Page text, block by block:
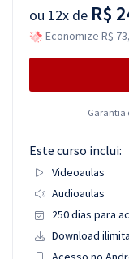
ou 12x de R$
Economize R$
Garantia
Este curso inclui:
Videoaulas
Audioaulas
250 dias para
Download